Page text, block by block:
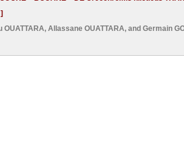
OUATTARA, Allassane OUATTARA, and Germain